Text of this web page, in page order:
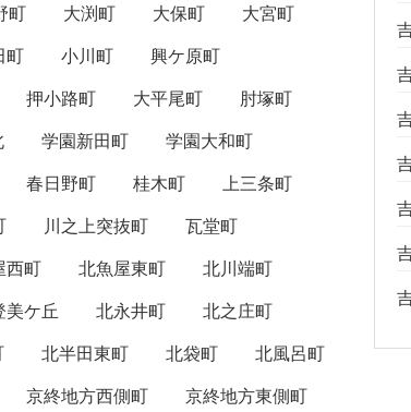
町 大渕町 大保町
大宮町
町 小川町
興ケ原町
押小路町 大平尾町
肘塚町
学園新田町
学園大和町
春日野町 桂木町
上三条町
川之上突抜町
瓦堂町
西町 北魚屋東町
北川端町
美ケ丘 北永井町
北之庄町
北半田東町 北袋町
北風呂町
京終地方西側町
京終地方東側町